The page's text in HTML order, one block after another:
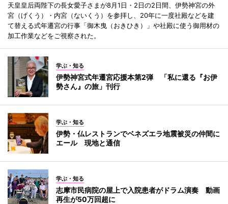
天皇皇后両陛下の長女愛子さまが8月1日・2日の2日間、伊勢神宮の外
宮（げくう）・内宮（ないくう）を参拝し、20年に一度社殿などを建
て替える式年遷宮の行事「御木曳（おきひき）」や社殿に使う御用材の
加工作業などをご視察された。
学ぶ・知る
伊勢神宮式年遷宮応援本第2弾 「私に還る『お伊
勢さん』の旅」刊行
学ぶ・知る
伊勢・仏レストランでベネズエラ地震被災の仲間に
エール 現地と通信
学ぶ・知る
志摩市民病院の屋上で入院患者がドラム演奏 動画
再生が50万回超に